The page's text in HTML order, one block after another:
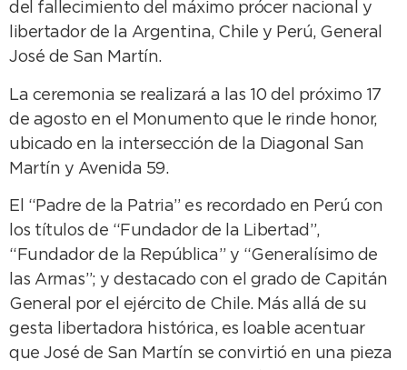
del fallecimiento del máximo prócer nacional y
libertador de la Argentina, Chile y Perú, General
José de San Martín.
La ceremonia se realizará a las 10 del próximo 17
de agosto en el Monumento que le rinde honor,
ubicado en la intersección de la Diagonal San
Martín y Avenida 59.
El “Padre de la Patria” es recordado en Perú con
los títulos de “Fundador de la Libertad”,
“Fundador de la República” y “Generalísimo de
las Armas”; y destacado con el grado de Capitán
General por el ejército de Chile. Más allá de su
gesta libertadora histórica, es loable acentuar
que José de San Martín se convirtió en una pieza